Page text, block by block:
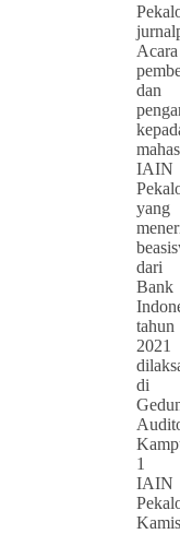
Acara
dan
IAIN
yang
dari
Bank
tahun
2021
di
1
IAIN
Kamis